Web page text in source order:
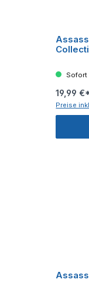
Sofort
19,99
Preise